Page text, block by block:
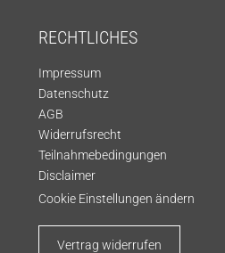
RECHTLICHES
Impressum
Datenschutz
AGB
Widerrufsrecht
Teilnahmebedingungen
Disclaimer
Cookie Einstellungen ändern
Vertrag widerrufen